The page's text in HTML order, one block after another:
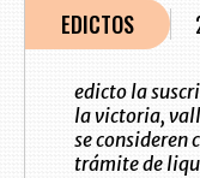
EDICTOS
edicto la
la victoria,
se consideren
trámite de